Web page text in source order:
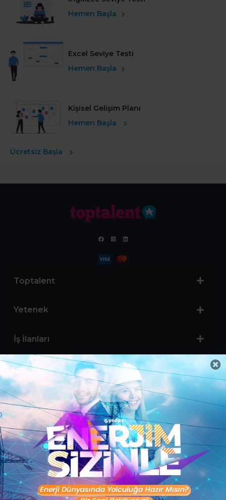
Hemen Başla
Excel Seviye Testi
Hemen Başla
Kişisel Gelişim Planı
Hemen Başla
Ücretsiz Başla
Toptalent
Yetenek
İş İlanları
Sertifika Programları
Yetenek Testleri
İşveren